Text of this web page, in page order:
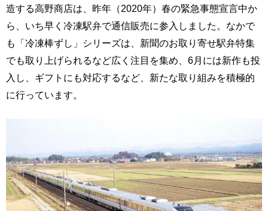
造する高野商店は、昨年（2020年）春の緊急事態宣言中か
ら、いち早く冷凍駅弁で通信販売に参入しました。なかで
も「冷凍棒ずし」シリーズは、新聞のお取り寄せ駅弁特集
でも取り上げられるなど広く注目を集め、6月には新作も投
入し、ギフトにも対応するなど、新たな取り組みを積極的
に行っています。